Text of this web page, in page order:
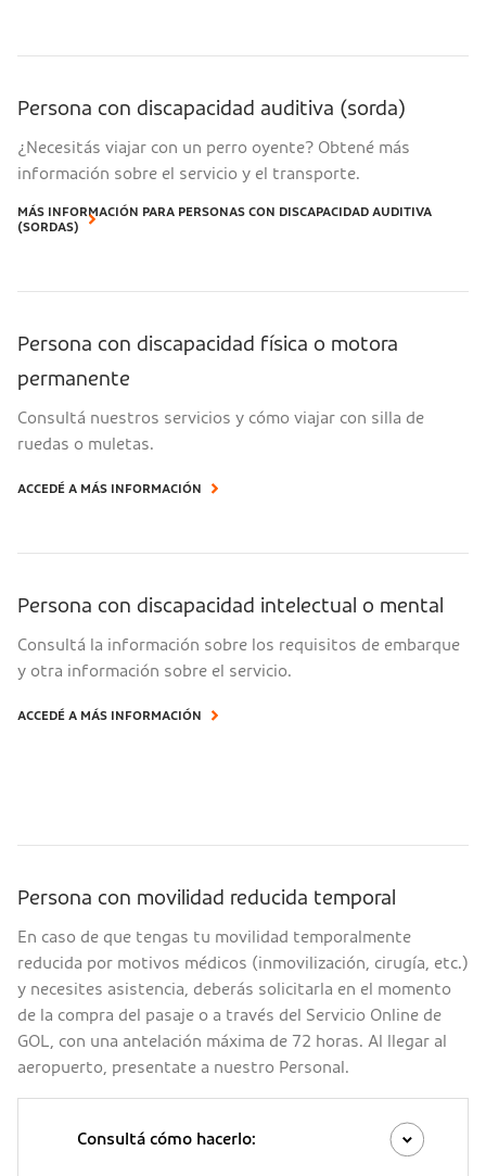
Persona con discapacidad auditiva (sorda)
¿Necesitás viajar con un perro oyente? Obtené más
información sobre el servicio y el transporte.
MÁS INFORMACIÓN PARA PERSONAS CON DISCAPACIDAD AUDITIVA
(SORDAS)
Persona con discapacidad física o motora
permanente
Consultá nuestros servicios y cómo viajar con silla de
ruedas o muletas.
ACCEDÉ A MÁS INFORMACIÓN
Persona con discapacidad intelectual o mental
Consultá la información sobre los requisitos de embarque
y otra información sobre el servicio.
ACCEDÉ A MÁS INFORMACIÓN
Persona con movilidad reducida temporal
En caso de que tengas tu movilidad temporalmente
reducida por motivos médicos (inmovilización, cirugía, etc.)
y necesites asistencia, deberás solicitarla en el momento
de la compra del pasaje o a través del Servicio Online de
GOL, con una antelación máxima de 72 horas. Al llegar al
aeropuerto, presentate a nuestro Personal.
Consultá cómo hacerlo: